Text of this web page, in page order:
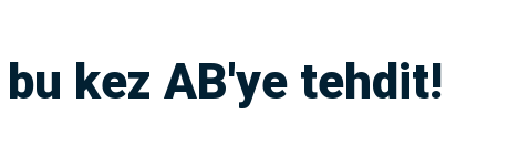
kez AB'ye tehdit!